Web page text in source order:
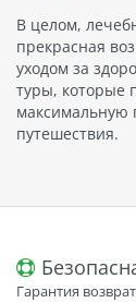
В целом,
прекрасная
уходом за
туры, которые
максимальную
путешествия.
Гарантия